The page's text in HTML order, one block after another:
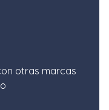
otras marcas